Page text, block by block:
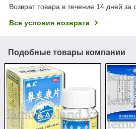
Возврат товара в течение 14 дней за
Все условия возврата
Подобные товары компании